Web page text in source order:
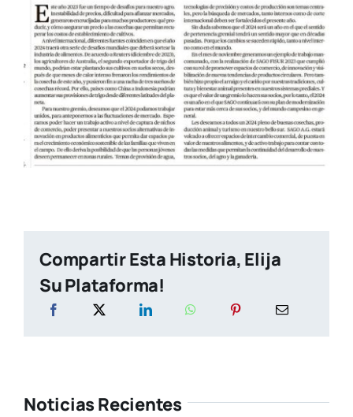
Compartir Esta Historia, Elija
Su Plataforma!
Noticias Recientes